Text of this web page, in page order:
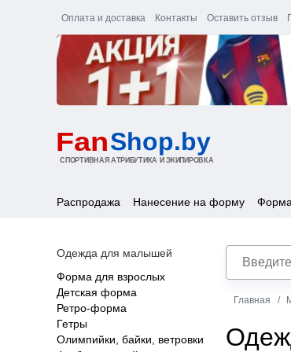
Оплата и доставка Контакты Оставить отзыв
Распродажа Нанесение на форму
Одежда для малышей
Форма для взрослых
Детская форма
Ретро-форма
Гетры
Олимпийки, байки, ветровки
Главная